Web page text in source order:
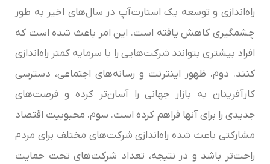
راه‌اندازی و توسعه یک استارت‌آپ در سال‌های اخیر به طور
چشمگیری کاهش یافته است. این امر باعث شده است که
افراد بیشتری بتوانند شرکت‌هایی را با سرمایه کمتر راه‌اندازی
کنند. دوم، ظهور اینترنت و رسانه‌های اجتماعی، دسترسی
کارآفرینان به بازار جهانی را آسان‌تر کرده و فرصت‌های
جدیدی را برای آنها فراهم کرده است. سوم، محبوبیت اقتصاد
مشارکتی باعث شده راه‌اندازی شرکت‌های مختلف برای مردم
راحت‌تر باشد و در نتیجه، تعداد شرکت‌های تحت حمایت